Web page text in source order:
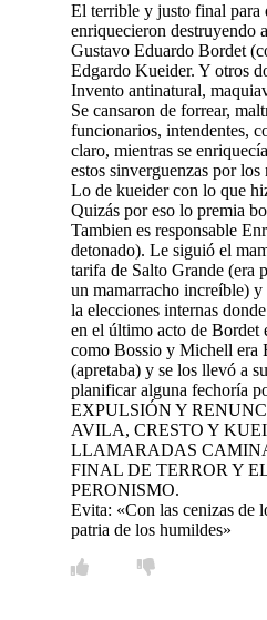
El terrible y justo final para
enriquecieron destruyendo
Gustavo Eduardo Bordet
Edgardo Kueider. Y otros
Invento antinatural,
Se cansaron de forrear,
funcionarios, intendentes,
claro, mientras se
estos sinverguenzas por los
Lo de kueider con lo que
Quizás por eso lo premia
Tambien es responsable
detonado). Le siguió el
tarifa de Salto Grande (era
un mamarracho increíble) y
la elecciones internas
en el último acto de
como Bossio y Michell era
(apretaba) y se los llevó a
planificar alguna fechoría
EXPULSIÓN Y
AVILA, CRESTO Y
LLAMARADAS
FINAL DE TERROR Y
PERONISMO.
Evita: «Con las cenizas de
patria de los humildes»